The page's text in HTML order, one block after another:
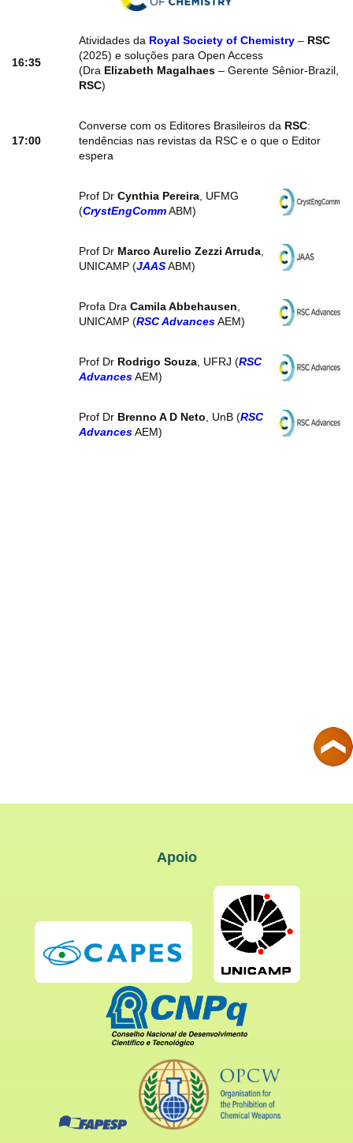
16:35
Atividades da Royal Society of Chemistry– RSC
(2025) e soluções para Open Access
(Dra Elizabeth Magalhaes– Gerente Sênior-Brazil,
RSC)
17:00
Converse com os Editores Brasileiros da RSC:
tendências nas revistas da RSC e o que o Editor
espera
Prof Dr Cynthia Pereira, UFMG
(CrystEngCommABM)
Prof Dr Marco Aurelio Zezzi Arruda,
UNICAMP (JAASABM)
Profa Dra Camila Abbehausen
UNICAMP (RSC AdvancesAEM)
Prof Dr Rodrigo Souza, UFRJ (RSC
AdvancesAEM)
Prof Dr Brenno A D Neto , UnB (RSC
AdvancesAEM)
Apoio